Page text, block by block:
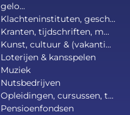
gelo...
Klachteninstituten, gesch...
Kranten, tijdschriften, m...
Kunst, cultuur & (vakanti...
Loterijen & kansspelen
Muziek
Nutsbedrijven
Opleidingen, cursussen, t...
Pensioenfondsen